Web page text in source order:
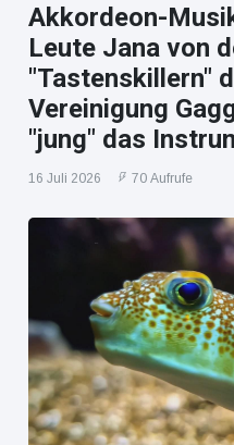
Akkordeon-
Leute Jana von
"Tastenskillern"
Vereinigung
"jung" das
16 Juli 2026 70 Aufrufe